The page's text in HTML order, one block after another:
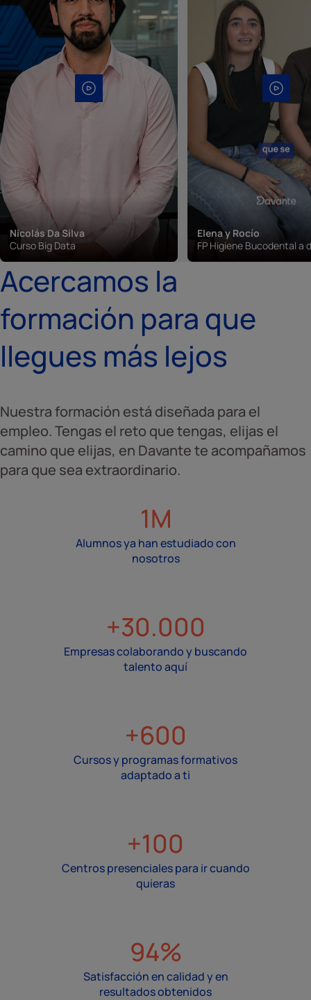
Nicolás Da Silva
Curso Big Data
Elena y Rocío
FP Higiene Bucodental a
Acercamos la
formación para que
llegues más lejos
Nuestra formación está diseñada para el
empleo. Tengas el reto que tengas, elijas el
camino que elijas, en Davante te acompañamos
para que sea extraordinario.
1M
Alumnos ya han estudiado con
nosotros
+30.000
Empresas colaborando y buscando
talento aquí
+600
Cursos y programas formativos
adaptado a ti
+100
Centros presenciales para ir cuando
quieras
94%
Satisfacción en calidad y en
resultados obtenidos